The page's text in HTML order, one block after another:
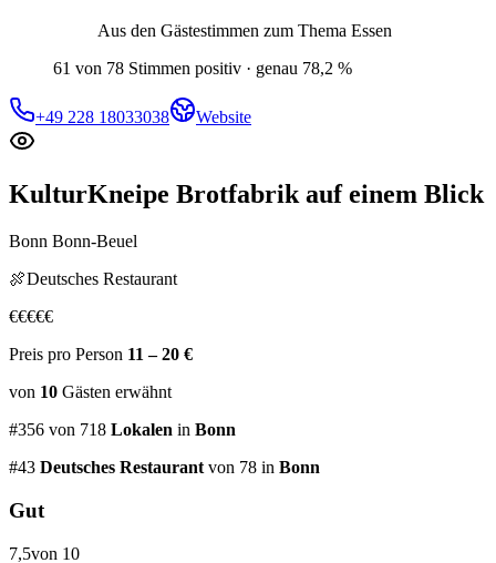
Aus den Gästestimmen zum Thema Essen
61 von 78 Stimmen positiv · genau 78,2 %
+49 228 18033038 Website
KulturKneipe Brotfabrikauf einem Blick
Bonn Bonn-Beuel
🍖Deutsches Restaurant
€€€€€
Preis pro Person 11 – 20 €
von 10 Gästen erwähnt
#356 von 718 Lokalen in Bonn
#43 Deutsches Restaurant von 78 in Bonn
Gut
7,5von 10